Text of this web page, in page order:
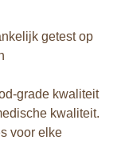
getest op
grade kwaliteit
kwaliteit.
voor elke